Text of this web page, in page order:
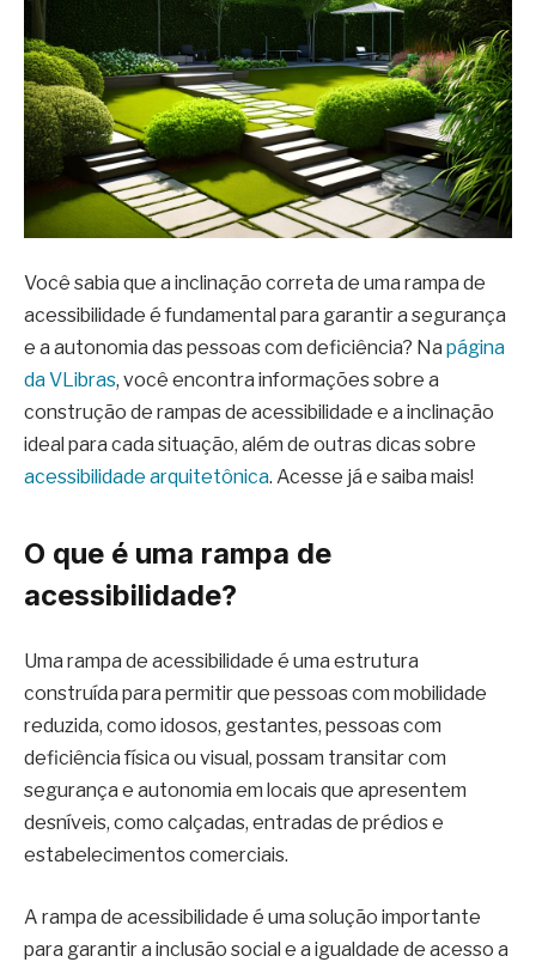
Você sabia que a inclinação correta de uma rampa de
acessibilidade é fundamental para garantir a segurança
e a autonomia das pessoas com deficiência? Na página
da VLibras, você encontra informações sobre a
construção de rampas de acessibilidade e a inclinação
ideal para cada situação, além de outras dicas sobre
acessibilidade arquitetônica. Acesse já e saiba mais!
O que é uma rampa de
acessibilidade?
Uma rampa de acessibilidade é uma estrutura
construída para permitir que pessoas com mobilidade
reduzida, como idosos, gestantes, pessoas com
deficiência física ou visual, possam transitar com
segurança e autonomia em locais que apresentem
desníveis, como calçadas, entradas de prédios e
estabelecimentos comerciais.
A rampa de acessibilidade é uma solução importante
para garantir a inclusão social e a igualdade de acesso a